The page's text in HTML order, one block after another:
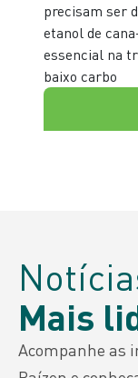
precisam ser
etanol de
essencial na
baixo carbo
Mais
Acompanhe as